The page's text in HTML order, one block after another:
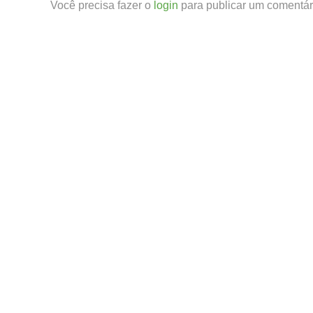
Você precisa fazer o login para publicar um